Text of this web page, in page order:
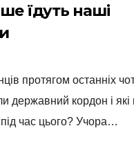
їдуть наші
протягом останніх
державний кордон і
час цього? Учора…